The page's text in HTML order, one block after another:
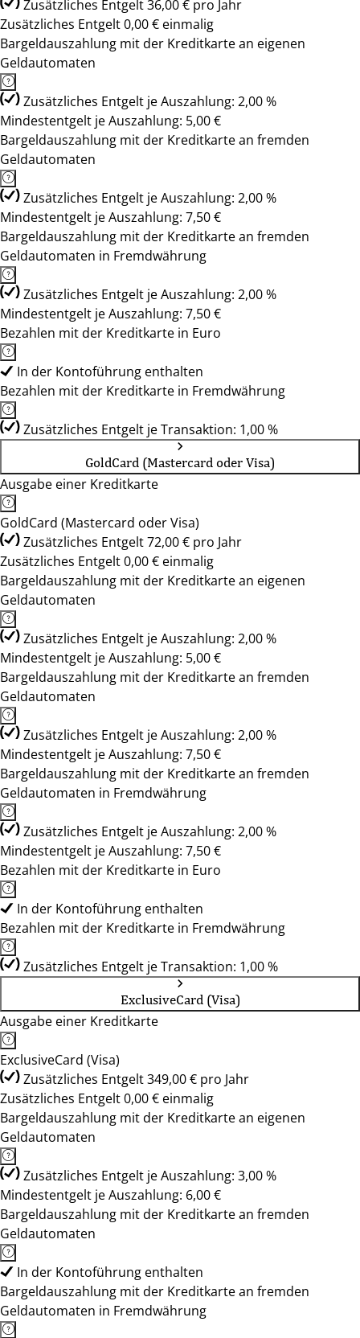
Zusätzliches Entgelt 36,00 € pro Jahr
Zusätzliches Entgelt 0,00 € einmalig
Bargeldauszahlung mit der Kreditkarte an eigenen
Geldautomaten
Zusätzliches Entgelt je Auszahlung: 2,00 %
Mindestentgelt je Auszahlung: 5,00 €
Bargeldauszahlung mit der Kreditkarte an fremden
Geldautomaten
Zusätzliches Entgelt je Auszahlung: 2,00 %
Mindestentgelt je Auszahlung: 7,50 €
Bargeldauszahlung mit der Kreditkarte an fremden
Geldautomaten in Fremdwährung
Zusätzliches Entgelt je Auszahlung: 2,00 %
Mindestentgelt je Auszahlung: 7,50 €
Bezahlen mit der Kreditkarte in Euro
In der Kontoführung enthalten
Bezahlen mit der Kreditkarte in Fremdwährung
Zusätzliches Entgelt je Transaktion: 1,00 %
GoldCard (Mastercard oder Visa)
Ausgabe einer Kreditkarte
GoldCard (Mastercard oder Visa)
Zusätzliches Entgelt 72,00 € pro Jahr
Zusätzliches Entgelt 0,00 € einmalig
Bargeldauszahlung mit der Kreditkarte an eigenen
Geldautomaten
Zusätzliches Entgelt je Auszahlung: 2,00 %
Mindestentgelt je Auszahlung: 5,00 €
Bargeldauszahlung mit der Kreditkarte an fremden
Geldautomaten
Zusätzliches Entgelt je Auszahlung: 2,00 %
Mindestentgelt je Auszahlung: 7,50 €
Bargeldauszahlung mit der Kreditkarte an fremden
Geldautomaten in Fremdwährung
Zusätzliches Entgelt je Auszahlung: 2,00 %
Mindestentgelt je Auszahlung: 7,50 €
Bezahlen mit der Kreditkarte in Euro
In der Kontoführung enthalten
Bezahlen mit der Kreditkarte in Fremdwährung
Zusätzliches Entgelt je Transaktion: 1,00 %
ExclusiveCard (Visa)
Ausgabe einer Kreditkarte
ExclusiveCard (Visa)
Zusätzliches Entgelt 349,00 € pro Jahr
Zusätzliches Entgelt 0,00 € einmalig
Bargeldauszahlung mit der Kreditkarte an eigenen
Geldautomaten
Zusätzliches Entgelt je Auszahlung: 3,00 %
Mindestentgelt je Auszahlung: 6,00 €
Bargeldauszahlung mit der Kreditkarte an fremden
Geldautomaten
In der Kontoführung enthalten
Bargeldauszahlung mit der Kreditkarte an fremden
Geldautomaten in Fremdwährung